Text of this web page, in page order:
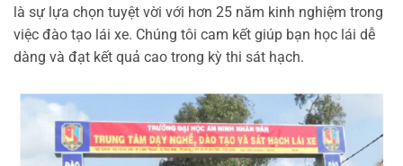
là sự lựa chọn tuyệt vời với hơn 25 năm kinh nghiệm trong
việc đào tạo lái xe. Chúng tôi cam kết giúp bạn học lái dễ
dàng và đạt kết quả cao trong kỳ thi sát hạch.